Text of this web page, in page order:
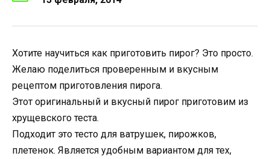
Хотите научиться как приготовить пирог? Это просто.
Желаю поделиться проверенным и вкусным
рецептом приготовления пирога.
Этот оригинальный и вкусный пирог приготовим из
хрущевского теста.
Подходит это тесто для ватрушек, пирожков,
плетенок. Является удобным вариантом для тех,